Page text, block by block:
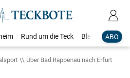
ABO
Rund um die Teck Blaulicht
Über Bad Rappenau nach Erfurt